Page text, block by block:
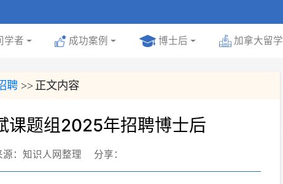
学者 成功案例 博士后 加拿大留学
聘 >> 正文内容
课题组2025年招聘博士后
源：知识人网整理 分享：